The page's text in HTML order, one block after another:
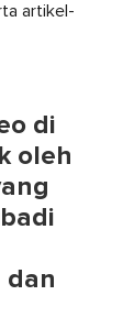
artikel-
di
oleh
dan